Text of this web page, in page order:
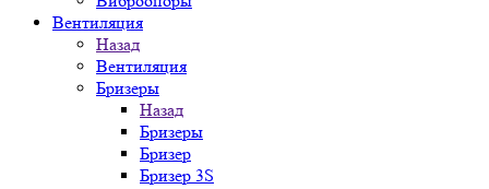
Вентиляция
Назад
Вентиляция
Бризеры
Назад
Бризеры
Бризер
Бризер 3S